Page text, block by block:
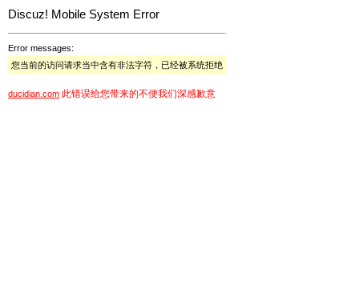
Discuz! Mobile System Error
Error messages:
您当前的访问请求当中含有非法字符，已经被系统拒绝
ducidian.com 此错误给您带来的不便我们深感歉意